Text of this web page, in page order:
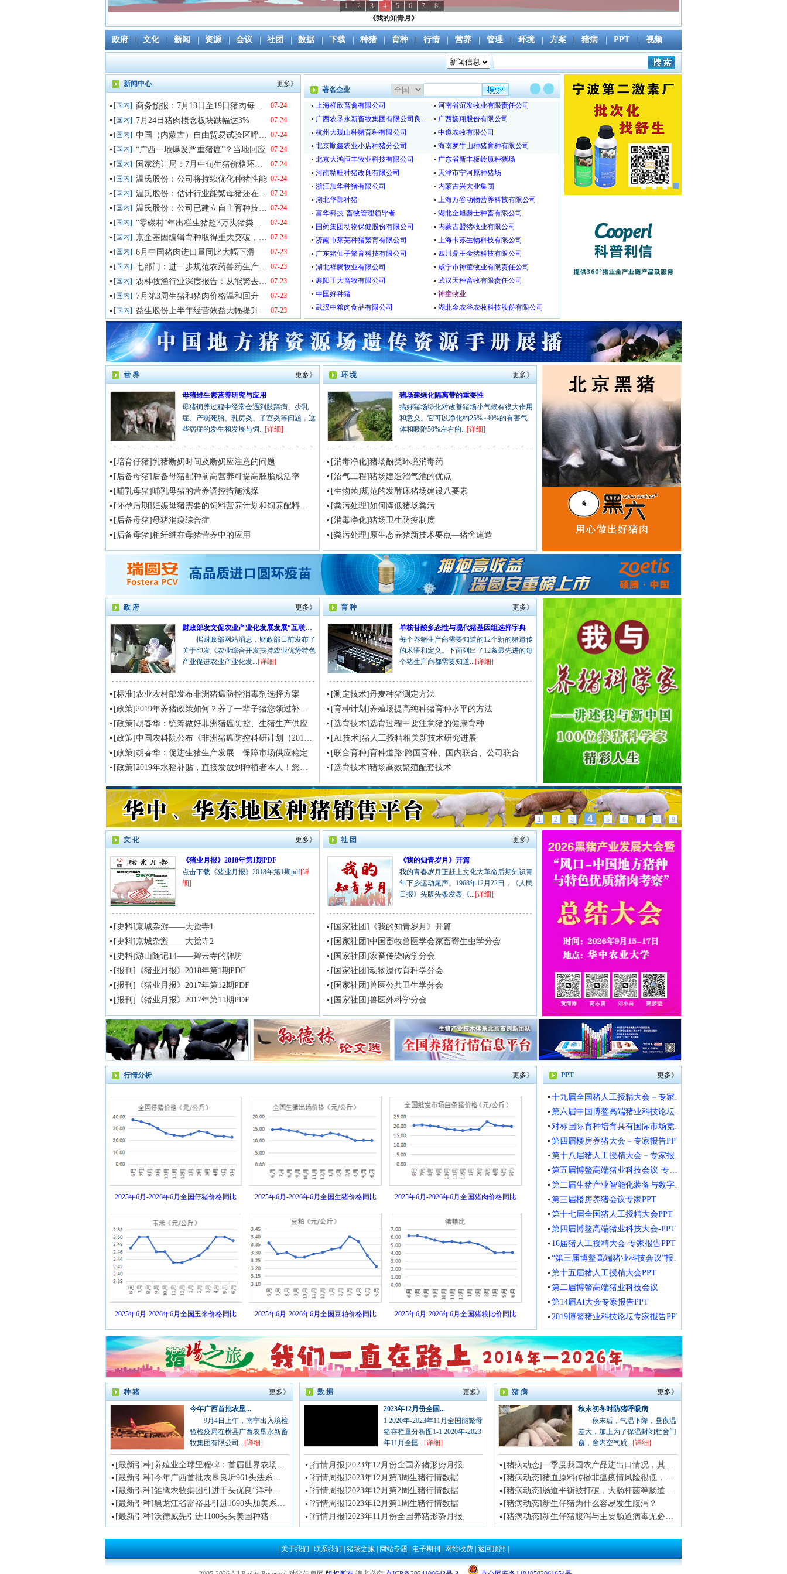
我的猪场足迹
1 2 3 4 5 6 7 8
政府 文化 新闻 资源 会议 社团 数据 下载 种猪 育种 行情 营养 管理 环境 方案 猪病 PPT 视频
新闻中心 更多》
[国内] 商务预报：7月13日至19日猪肉每公斤16.88元，上涨1.6%
07-24
[国内] 7月24日猪肉概念板块跌幅达3%
07-24
[国内]
中国（内蒙古）自由贸易试验区呼和浩特片区第二单冷冻猪肉发往蒙古国 07-24
[国内] “广西一地爆发严重猪瘟”？当地回应 07-24
[国内]
国家统计局：7月中旬生猪价格环比上涨0.9%
07-24
[国内] 温氏股份：公司将持续优化种猪性能 07-24
[国内]
温氏股份：估计行业能繁母猪还在持续去化 07-24
[国内]
温氏股份：公司已建立自主育种技术体系和核心种群体系 07-24
[国内]
“零碳村”年出栏生猪超3万头猪粪去哪儿了
07-24
[国内]
京企基因编辑育种取得重大突破，抗蓝耳猪迎来产业化临界点 07-24
[国内] 6月中国猪肉进口量同比大幅下滑
07-23
[国内]
七部门：进一步规范农药兽药生产经营使用综合整治行动问题线索征集启事 07-23
[国内]
农林牧渔行业深度报告：从能繁去化到供需均衡-一头猪能卖多少钱 07-23
[国内] 7月第3周生猪和猪肉价格温和回升
07-23
[国内] 益生股份上半年经营效益大幅提升 07-23
著名企业
上海祥欣畜禽有限公司
河南省谊发牧业有限责任公司
广西农垦永新畜牧集团有限公司良...
广西扬翔股份有限公司
杭州大观山种猪育种有限公司
中道农牧有限公司
北京顺鑫农业小店种猪分公司
海南罗牛山种猪育种有限公司
北京大鸿恒丰牧业科技有限公司
广东省新丰板岭原种猪场
河南精旺种猪改良有限公司
天津市宁河原种猪场
浙江加华种猪有限公司
内蒙古兴大业集团
湖北华郡种猪
上海万谷动物营养科技有限公司
富华科技-畜牧管理领导者
湖北金旭爵士种畜有限公司
国药集团动物保健股份有限公司
内蒙古盟猪牧业有限公司
济南市莱芜种猪繁育有限公司
上海卡苏生物科技有限公司
广东猪仙子繁育科技有限公司
四川鼎王金猪科技有限公司
湖北祥腾牧业有限公司
咸宁市神童牧业有限责任公司
襄阳正大畜牧有限公司
武汉天种畜牧有限责任公司
中国好种猪
神童牧业
武汉中粮肉食品有限公司
湖北金农谷农牧科技股份有限公司
营 养 更多》
母猪维生素营养研究与应用
母猪饲养过程中经常会遇到肢蹄病、少乳
症、产弱死胎、乳房炎、子宫炎等问题，这
些病症的发生和发展与饲...[详细]
[培育仔猪]乳猪断奶时间及断奶应注意的问题
[后备母猪]后备母猪配种前高营养可提高胚胎成活率
[哺乳母猪]哺乳母猪的营养调控措施浅探
[怀孕后期]妊娠母猪需要的饲料营养计划和饲养配料方案
[后备母猪]母猪消瘦综合症
[后备母猪]粗纤维在母猪营养中的应用
环 境 更多》
猪场建绿化隔离带的重要性
搞好猪场绿化对改善猪场小气候有很大作用
和意义。它可以净化约25%~40%的有害气
体和吸附50%左右的...[详细]
[消毒净化]猪场酚类环境消毒药
[沼气工程]猪场建造沼气池的优点
[生物菌]规范的发酵床猪场建设八要素
[粪污处理]如何降低猪场粪污
[消毒净化]猪场卫生防疫制度
[粪污处理]原生态养猪新技术要点—猪舍建造
政 府 更多》
财政部发文促农业产业化发展发展“互联网+农业”
据财政部网站消息，财政部日前发布了
关于印发《农业综合开发扶持农业优势特色
产业促进农业产业化发...[详细]
[标准]农业农村部发布非洲猪瘟防控消毒剂选择方案
[政策]2019年养猪政策如何？养了一辈子猪您领过补贴吗？
[政策]胡春华：统筹做好非洲猪瘟防控、生猪生产供应
[政策]中国农科院公布《非洲猪瘟防控科研计划（2018-2022年）》
[政策]胡春华：促进生猪生产发展 保障市场供应稳定
[政策]2019年水稻补贴，直接发放到种植者本人！您申报了吗？
育 种 更多》
单核苷酸多态性与现代猪基因组选择字典
每个养猪生产商需要知道的12个新的猪遗传
的术语和定义。下面列出了12条最先进的每
个猪生产商都需要知道...[详细]
[测定技术]丹麦种猪测定方法
[育种计划]养殖场提高纯种猪育种水平的方法
[选育技术]选育过程中要注意猪的健康育种
[AI技术]猪人工授精相关新技术研究进展
[联合育种]育种道路:跨国育种、国内联合、公司联合
[选育技术]猪场高效繁殖配套技术
1 2 3 4 5 6 7 8 9
文 化 更多》
《猪业月报》2018年第1期PDF
点击下载《猪业月报》2018年第1期pdf[详
细]
[史料]京城杂游——大觉寺1
[史料]京城杂游——大觉寺2
[史料]游山随记14——碧云寺的牌坊
[报刊]《猪业月报》2018年第1期PDF
[报刊]《猪业月报》2017年第12期PDF
[报刊]《猪业月报》2017年第11期PDF
社 团 更多》
《我的知青岁月》开篇
我的青春岁月正赶上文化大革命后期知识青
年下乡运动尾声。1968年12月22日，《人民
日报》头版头条发表《...[详细]
[国家社团]《我的知青岁月》开篇
[国家社团]中国畜牧兽医学会家畜寄生虫学分会
[国家社团]家畜传染病学分会
[国家社团]动物遗传育种学分会
[国家社团]兽医公共卫生学分会
[国家社团]兽医外科学分会
行情分析 更多》
2025年6月-2026年6月全国仔猪价格同比 2025年6月-2026年6月全国生猪价格同比 2025年6月-2026年6月全国猪肉价格同比
2025年6月-2026年6月全国玉米价格同比 2025年6月-2026年6月全国豆粕价格同比 2025年6月-2026年6月全国猪粮比价同比
PPT 更多》
十九届全国猪人工授精大会－专家报告PPT
第六届中国博鳌高端猪业科技论坛－专家报告PPT
对标国际育种培育具有国际市场竞争力种猪产业发展战略研讨会－专家报告PPT
第四届楼房养猪大会－专家报告PPT
第十八届猪人工授精大会－专家报告PPT
第五届博鳌高端猪业科技会议-专家报告PPT
第二届生猪产业智能化装备与数字化管理会议-专家报告PPT
第三届楼房养猪会议专家PPT
第十七届全国猪人工授精大会PPT
第四届博鳌高端猪业科技大会-PPT
16届猪人工授精大会-专家报告PPT
“第三届博鳌高端猪业科技会议”报告PPT
第十五届猪人工授精大会PPT
第二届博鳌高端猪业科技会议
第14届AI大会专家报告PPT
2019博鳌猪业科技论坛专家报告PPT
种 猪 更多》
今年广西首批农垦...
9月4日上午，南宁出入境检
验检疫局在横县广西农垦永新畜
牧集团有限公司...[详细]
[最新引种]养殖业全球里程碑：首届世界农场动物福利大会将在中国召开！
[最新引种]今年广西首批农垦良圻961头法系种猪进场
[最新引种]雏鹰农牧集团引进千头优良“洋种猪”顺利空运到境
[最新引种]黑龙江省富裕县引进1690头加美系种猪
[最新引种]沃德威先引进1100头头美国种猪
数 据 更多》
2023年12月份全国...
1 2020年-2023年11月全国能繁母
猪存栏量分析图1-1 2020年-2023
年11月全国...[详细]
[行情月报]2023年12月份全国养猪形势月报
[行情周报]2023年12月第3周生猪行情数据
[行情周报]2023年12月第2周生猪行情数据
[行情周报]2023年12月第1周生猪行情数据
[行情月报]2023年11月份全国养猪形势月报
猪 病 更多》
秋末初冬时防猪呼吸病
秋末后，气温下降，昼夜温
差大，加上为了保温封闭栏舍门
窗，舍内空气质...[详细]
[猪病动态]一季度我国农产品进出口情况，其中猪制品进口56.7万吨
[猪病动态]猪血原料传播非瘟疫情风险很低，尚未发现引起疫情传播的案例
[猪病动态]肠道平衡被打破，大肠杆菌等肠道致病菌或加重PEDV感染
[猪病动态]新生仔猪为什么容易发生腹泻？
[猪病动态]新生仔猪腹泻与主要肠道病毒无必然联系
|关于我们|联系我们|猪场之旅|网站专题|电子期刊|网站收费|返回顶部|